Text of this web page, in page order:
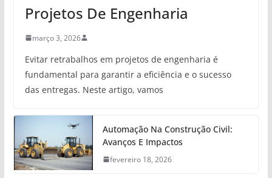
Projetos De Engenharia
março 3, 2026
Evitar retrabalhos em projetos de engenharia é
fundamental para garantir a eficiência e o sucesso
das entregas. Neste artigo, vamos
Automação Na Construção Civil:
Avanços E Impactos
fevereiro 18, 2026